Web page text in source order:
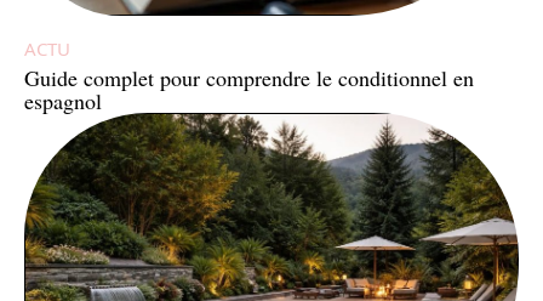
ACTU
Guide complet pour comprendre le conditionnel en
espagnol